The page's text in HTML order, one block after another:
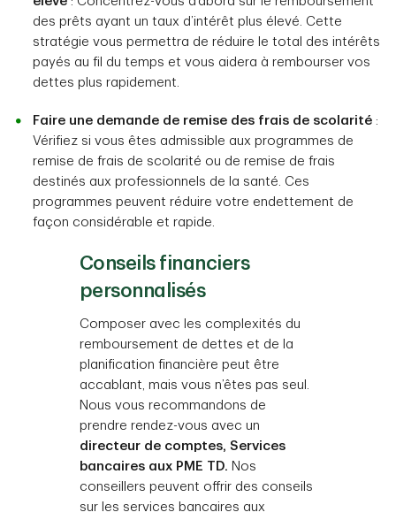
des prêts ayant un taux d’intérêt plus élevé. Cette
stratégie vous permettra de réduire le total des intérêts
payés au fil du temps et vous aidera à rembourser vos
dettes plus rapidement.
Faire une demande de remise des frais de scolarité :
Vérifiez si vous êtes admissible aux programmes de
remise de frais de scolarité ou de remise de frais
destinés aux professionnels de la santé. Ces
programmes peuvent réduire votre endettement de
façon considérable et rapide.
Conseils financiers
personnalisés
Composer avec les complexités du
remboursement de dettes et de la
planification financière peut être
accablant, mais vous n’êtes pas seul.
Nous vous recommandons de
prendre rendez-vous avec un
directeur de comptes, Services
bancaires aux PME TD. Nos
conseillers peuvent offrir des conseils
sur les services bancaires aux